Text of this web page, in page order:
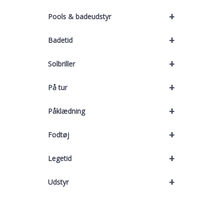
+
Pools & badeudstyr
+
Badetid
+
Solbriller
+
På tur
+
Påklædning
+
Fodtøj
+
Legetid
+
Udstyr